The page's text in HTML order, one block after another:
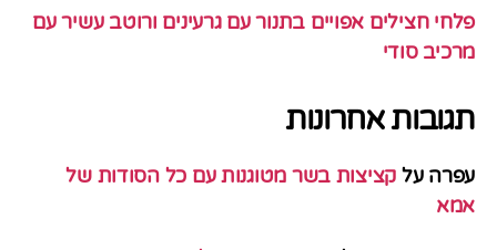
פלחי חצילים אפויים בתנור עם גרעינים ורוטב עשיר עם
מרכיב סודי
תגובות אחרונות
עפרה על קציצות בשר מטוגנות עם כל הסודות של
אמא